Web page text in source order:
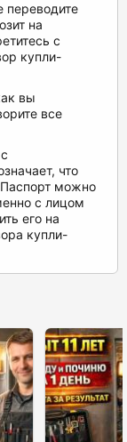
переводите
на
с
купли-
вы
все
что
можно
с лицом
его на
купли-